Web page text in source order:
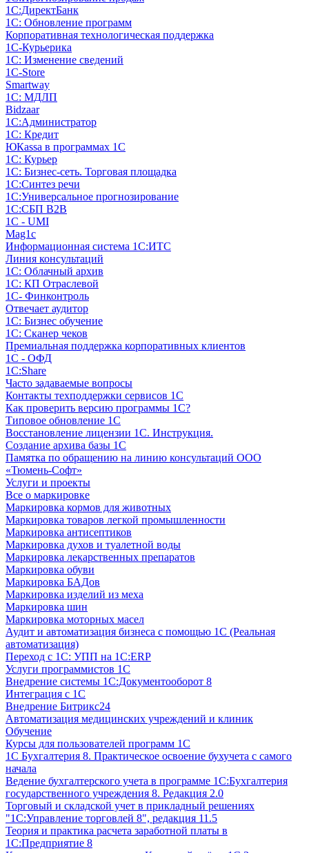
1С:ДиректБанк
1С: Обновление программ
Корпоративная технологическая поддержка
1С-Курьерика
1С: Изменение сведений
1C-Store
Smartway
1С: МДЛП
Bidzaar
1С:Администратор
1С: Кредит
ЮКаssа в программах 1С
1С: Курьер
1С: Бизнес-сеть. Торговая площадка
1С:Синтез речи
1С:Универсальное прогнозирование
1С:СБП B2B
1C - UMI
Mag1c
Информационная система 1С:ИТС
Линия консультаций
1С: Облачный архив
1С: КП Отраслевой
1С- Финконтроль
Отвечает аудитор
1С: Бизнес обучение
1С: Сканер чеков
Премиальная поддержка корпоративных клиентов
1С - ОФД
1С:Share
Часто задаваемые вопросы
Контакты техподдержки сервисов 1С
Как проверить версию программы 1С?
Типовое обновление 1С
Восстановление лицензии 1С. Инструкция.
Создание архива базы 1С
Памятка по обращению на линию консультаций ООО
«Тюмень-Софт»
Услуги и проекты
Все о маркировке
Маркировка кормов для животных
Маркировка товаров легкой промышленности
Маркировка антисептиков
Маркировка духов и туалетной воды
Маркировка лекарственных препаратов
Маркировка обуви
Маркировка БАДов
Маркировка изделий из меха
Маркировка шин
Маркировка моторных масел
Аудит и автоматизация бизнеса с помощью 1С (Реальная
автоматизация)
Переход с 1С: УПП на 1С:ERP
Услуги программистов 1С
Внедрение системы 1С:Документооборот 8
Интеграция с 1С
Внедрение Битрикс24
Автоматизация медицинских учреждений и клиник
Обучение
Курсы для пользователей программ 1С
1С Бухгалтерия 8. Практическое освоение бухучета с самого
начала
Ведение бухгалтерского учета в программе 1С:Бухгалтерия
государственного учреждения 8. Редакция 2.0
Торговый и складской учет в прикладный решениях
"1С:Управление торговлей 8", редакция 11.5
Теория и практика расчета заработной платы в
1С:Предприятие 8